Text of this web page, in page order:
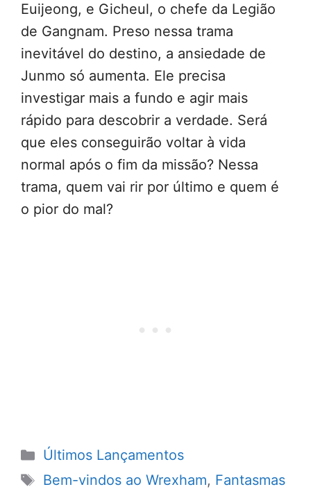
Euijeong, e Gicheul, o chefe da Legião
de Gangnam. Preso nessa trama
inevitável do destino, a ansiedade de
Junmo só aumenta. Ele precisa
investigar mais a fundo e agir mais
rápido para descobrir a verdade. Será
que eles conseguirão voltar à vida
normal após o fim da missão? Nessa
trama, quem vai rir por último e quem é
o pior do mal?
Categorias
Últimos Lançamentos
Tags
Bem-vindos ao Wrexham, Fantasmas